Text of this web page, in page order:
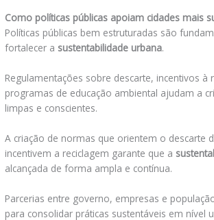
Como políticas públicas apoiam cidades mais
Políticas públicas bem estruturadas são
fortalecer a sustentabilidade urbana.
Regulamentações sobre descarte, incentivos à
programas de educação ambiental ajudam a
limpas e conscientes.
A criação de normas que orientem o descarte
incentivem a reciclagem garante que a
alcançada de forma ampla e contínua.
Parcerias entre governo, empresas e
para consolidar práticas sustentáveis em nível